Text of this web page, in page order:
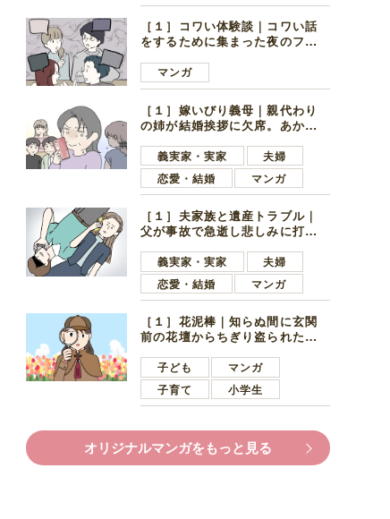
［１］コワい体験談｜コワい話
をするために集まった夜のファ
好きの男の子ママ
マンガ
［１］嫁いびり義母｜親代わり
の姉が結婚挨拶に欠席。あから
義実家・実家
夫婦
恋愛・結婚
マンガ
［１］夫家族と遺産トラブル｜
父が事故で急逝し悲しみに打ち
ます夫
義実家・実家
夫婦
恋愛・結婚
マンガ
［１］花泥棒｜知らぬ間に玄関
前の花壇からちぎり盗られたチ
れたショックは大きい
子ども
マンガ
子育て
小学生
オリジナルマンガをもっと見る